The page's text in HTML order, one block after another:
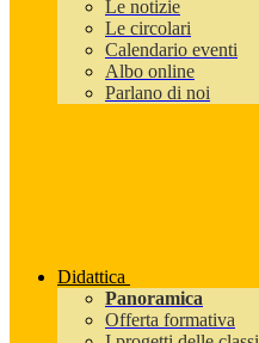
Le notizie
Le circolari
Calendario eventi
Albo online
Parlano di noi
Didattica
Panoramica
Offerta formativa